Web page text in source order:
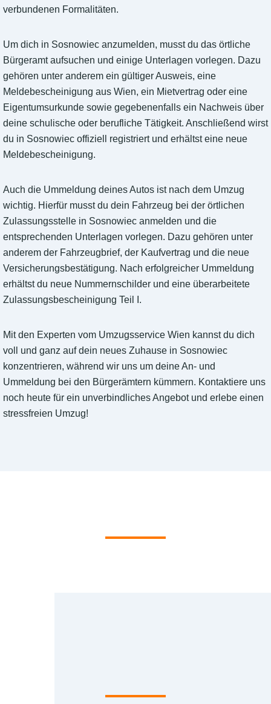
verbundenen Formalitäten.
Um dich in Sosnowiec anzumelden, musst du das örtliche
Bürgeramt aufsuchen und einige Unterlagen vorlegen. Dazu
gehören unter anderem ein gültiger Ausweis, eine
Meldebescheinigung aus Wien, ein Mietvertrag oder eine
Eigentumsurkunde sowie gegebenenfalls ein Nachweis über
deine schulische oder berufliche Tätigkeit. Anschließend wirst
du in Sosnowiec offiziell registriert und erhältst eine neue
Meldebescheinigung.
Auch die Ummeldung deines Autos ist nach dem Umzug
wichtig. Hierfür musst du dein Fahrzeug bei der örtlichen
Zulassungsstelle in Sosnowiec anmelden und die
entsprechenden Unterlagen vorlegen. Dazu gehören unter
anderem der Fahrzeugbrief, der Kaufvertrag und die neue
Versicherungsbestätigung. Nach erfolgreicher Ummeldung
erhältst du neue Nummernschilder und eine überarbeitete
Zulassungsbescheinigung Teil I.
Mit den Experten vom Umzugsservice Wien kannst du dich
voll und ganz auf dein neues Zuhause in Sosnowiec
konzentrieren, während wir uns um deine An- und
Ummeldung bei den Bürgerämtern kümmern. Kontaktiere uns
noch heute für ein unverbindliches Angebot und erlebe einen
stressfreien Umzug!